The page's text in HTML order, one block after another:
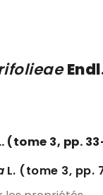
(tome 3, pp.
L. (tome 3, pp.